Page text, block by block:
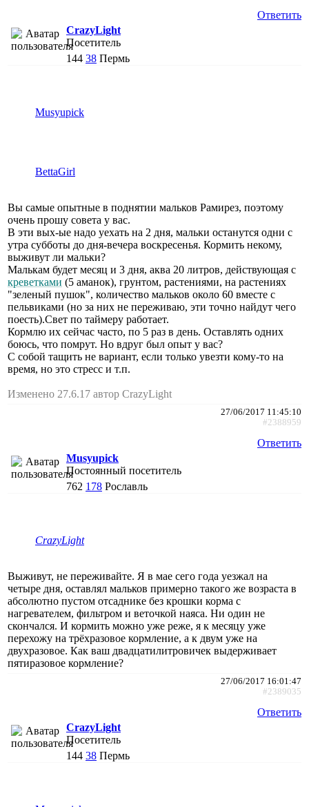
Ответить
CrazyLight
Посетитель
144 38 Пермь
Musyupick
BettaGirl
Вы самые опытные в поднятии мальков Рамирез, поэтому
очень прошу совета у вас.
В эти вых-ые надо уехать на 2 дня, мальки останутся одни с
утра субботы до дня-вечера воскресенья. Кормить некому,
выживут ли мальки?
Малькам будет месяц и 3 дня, аква 20 литров, действующая с
креветками (5 аманок), грунтом, растениями, на растениях
"зеленый пушок", количество мальков около 60 вместе с
пельвиками (но за них не переживаю, эти точно найдут чего
поесть).Свет по таймеру работает.
Кормлю их сейчас часто, по 5 раз в день. Оставлять одних
боюсь, что помрут. Но вдруг был опыт у вас?
С собой тащить не вариант, если только увезти кому-то на
время, но это стресс и т.п.
Изменено 27.6.17 автор CrazyLight
27/06/2017 11:45:10
#2388959
Ответить
Musyupick
Постоянный посетитель
762 178 Рославль
CrazyLight
Выживут, не переживайте. Я в мае сего года уезжал на
четыре дня, оставлял мальков примерно такого же возраста в
абсолютно пустом отсаднике без крошки корма с
нагревателем, фильтром и веточкой наяса. Ни один не
скончался. И кормить можно уже реже, я к месяцу уже
перехожу на трёхразовое кормление, а к двум уже на
двухразовое. Как ваш двадцатилитровичек выдерживает
пятиразовое кормление?
27/06/2017 16:01:47
#2389035
Ответить
CrazyLight
Посетитель
144 38 Пермь